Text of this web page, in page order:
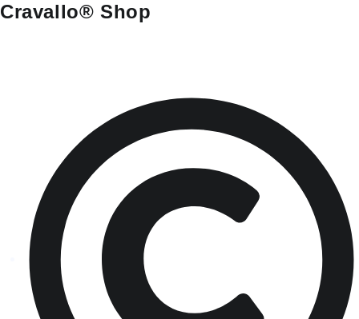
Cravallo® Shop